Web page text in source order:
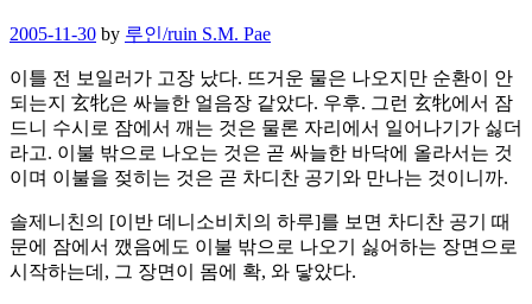
Posted
2005-11-30 by 루인/ruin S.M. Pae
이틀 전 보일러가 고장 났다. 뜨거운 물은 나오지만 순환이 안
되는지 玄牝은 싸늘한 얼음장 같았다. 우후. 그런 玄牝에서 잠
드니 수시로 잠에서 깨는 것은 물론 자리에서 일어나기가 싫더
라고. 이불 밖으로 나오는 것은 곧 싸늘한 바닥에 올라서는 것
이며 이불을 젖히는 것은 곧 차디찬 공기와 만나는 것이니까.
솔제니친의 [이반 데니소비치의 하루]를 보면 차디찬 공기 때
문에 잠에서 깼음에도 이불 밖으로 나오기 싫어하는 장면으로
시작하는데, 그 장면이 몸에 확, 와 닿았다.